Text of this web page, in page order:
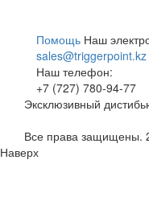
Помощь Наш
sales@triggerpoint.kz
Наш телефон:
+7 (727) 780-94-77
Эксклюзивный
Все права защищены.
Наверх